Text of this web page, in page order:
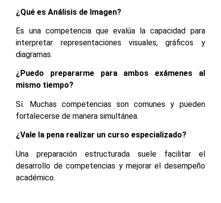
¿Qué es Análisis de Imagen?
Es una competencia que evalúa la capacidad para
interpretar representaciones visuales, gráficos y
diagramas.
¿Puedo prepararme para ambos exámenes al
mismo tiempo?
Sí. Muchas competencias son comunes y pueden
fortalecerse de manera simultánea.
¿Vale la pena realizar un curso especializado?
Una preparación estructurada suele facilitar el
desarrollo de competencias y mejorar el desempeño
académico.